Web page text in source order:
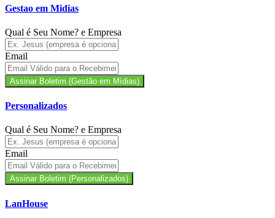
Gestao em Midias
Qual é Seu Nome? e Empresa
Email
Assinar Boletim (Gestão em Mídias)
Personalizados
Qual é Seu Nome? e Empresa
Email
Assinar Boletim (Personalizados)
LanHouse